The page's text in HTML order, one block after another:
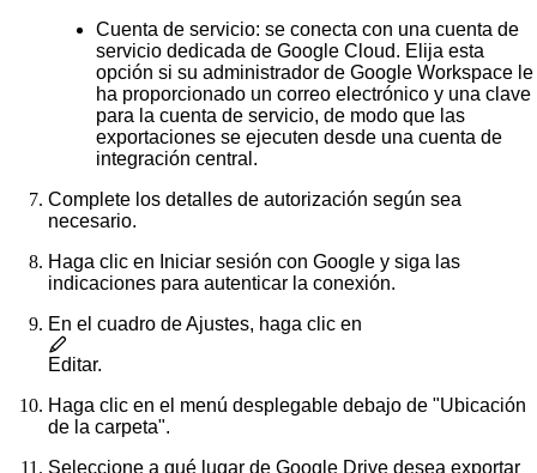
Cuenta de servicio: se conecta con una cuenta de
servicio dedicada de Google Cloud. Elija esta
opción si su administrador de Google Workspace le
ha proporcionado un correo electrónico y una clave
para la cuenta de servicio, de modo que las
exportaciones se ejecuten desde una cuenta de
integración central.
Complete los detalles de autorización según sea
necesario.
Haga clic en Iniciar sesión con Google y siga las
indicaciones para autenticar la conexión.
En el cuadro de Ajustes, haga clic en
Editar.
Haga clic en el menú desplegable debajo de "Ubicación
de la carpeta".
Seleccione a qué lugar de Google Drive desea exportar